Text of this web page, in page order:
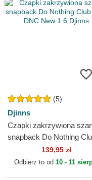
(5)
Djinns
Czapki zakrzywiona
snapback Do Nothing
HFT DNC New 1.6 Djinns
139,95 zł
Odbierz to od 10 - 11